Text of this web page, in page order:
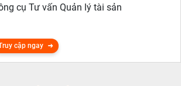
cụ Tư vấn Quản lý tài sản
cập ngay